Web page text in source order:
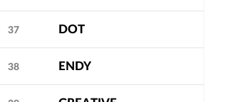
37 DOT
38 ENDY